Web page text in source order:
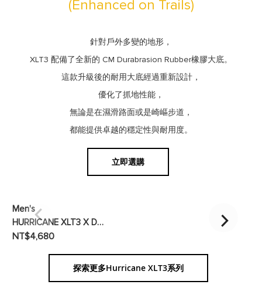
(Enhanced on Trails)
針對戶外多變的地形，
XLT3 配備了全新的 CM Durabrasion Rubber橡膠大底。
這款升級後的耐用大底經過重新設計，
優化了抓地性能，
無論是在濕滑路面或是崎嶇步道，
都能提供卓越的穩定性與耐用度。
立即選購
Men's
HURRICANE XLT3 X DCDT 戶外運動涼鞋
NT$4,680
探索更多Hurricane XLT3系列